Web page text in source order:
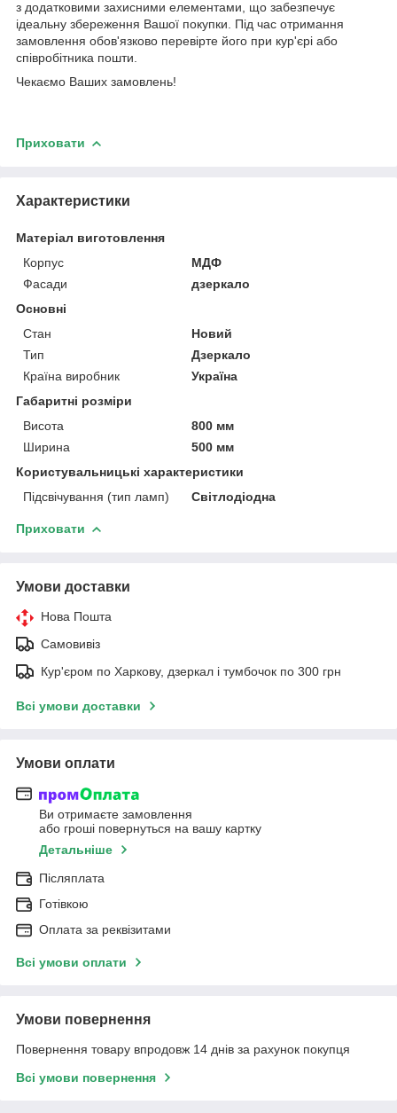
з додатковими захисними елементами, що забезпечує
ідеальну збереження Вашої покупки. Під час отримання
замовлення обов'язково перевірте його при кур'єрі або
співробітника пошти.
Чекаємо Ваших замовлень!
Приховати
Характеристики
Матеріал виготовлення
Корпус
МДФ
Фасади
дзеркало
Основні
Стан
Новий
Тип
Дзеркало
Країна виробник
Україна
Габаритні розміри
Висота
800 мм
Ширина
500 мм
Користувальницькі характеристики
Підсвічування (тип ламп)
Світлодіодна
Приховати
Умови доставки
Нова Пошта
Самовивіз
Кур'єром по Харкову, дзеркал і тумбочок по 300 грн
Всі умови доставки
Умови оплати
Ви отримаєте замовлення
або гроші повернуться на вашу картку
Детальніше
Післяплата
Готівкою
Оплата за реквізитами
Всі умови оплати
Умови повернення
Повернення товару впродовж 14 днів за рахунок покупця
Всі умови повернення